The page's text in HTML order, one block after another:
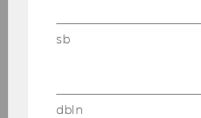
ma­tio­nen fin­den Sie
wien.ac.at/por­tal/iv/ak­gleich
Wir bit­ten Be­wer­be­rin­nen
Ver­ständ­nis dafür, dass
sb
dbln